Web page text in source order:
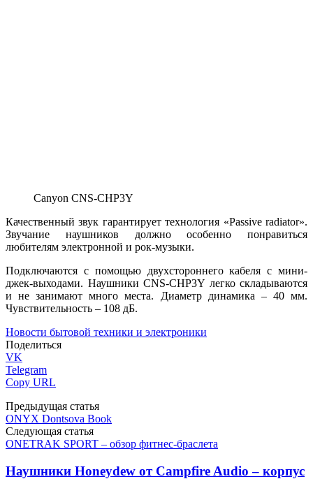
Canyon CNS-CHP3Y
Качественный звук гарантирует технология «Passive radiator».
Звучание наушников должно особенно понравиться
любителям электронной и рок-музыки.
Подключаются с помощью двухстороннего кабеля с мини-
джек-выходами. Наушники CNS-CHP3Y легко складываются
и не занимают много места. Диаметр динамика – 40 мм.
Чувствительность – 108 дБ.
Новости бытовой техники и электроники
Поделиться
VK
Telegram
Copy URL
Предыдущая статья
ONYX Dontsova Book
Следующая статья
ONETRAK SPORT – обзор фитнес-браслета
Наушники Honeydew от Campfire Audio – корпус